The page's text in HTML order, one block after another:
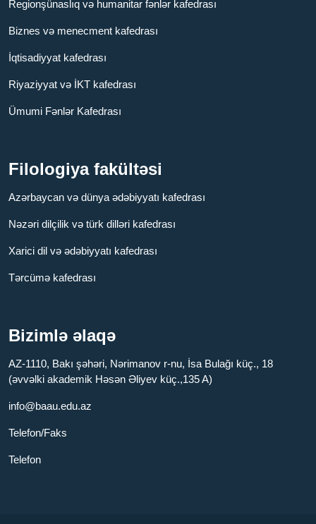
Regionşünaslıq və humanitar fənlər kafedrası
Biznes və menecment kafedrası
İqtisadiyyat kafedrası
Riyaziyyat və İKT kafedrası
Ümumi Fənlər Kafedrası
Filologiya fakültəsi
Azərbaycan və dünya ədəbiyyatı kafedrası
Nəzəri dilçilik və türk dilləri kafedrası
Xarici dil və ədəbiyyatı kafedrası
Tərcümə kafedrası
Bizimlə əlaqə
AZ-1110, Bakı şəhəri, Nərimanov r-nu, İsa Bulağı küç., 18
(əvvəlki akademik Həsən Əliyev küç.,135 A)
info@baau.edu.az
Telefon/Faks
Telefon